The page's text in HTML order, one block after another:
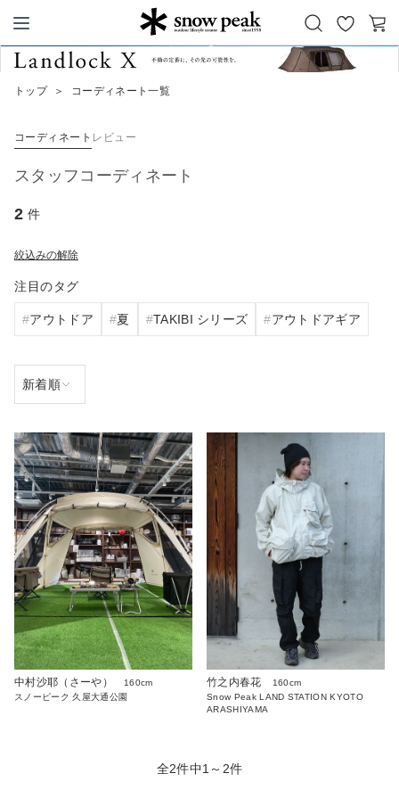
Snow Peak
お
気
カ
トップ ＞ コーディネート一覧
コーディネート レビュー
スタッフコーディネート
2 件
絞込みの解除
注目のタグ
アウトドア 夏 TAKIBI シリーズ アウトドアギア
中村沙耶（さーや）
160cm
スノーピーク 久屋大通公園
竹之内春花
160cm
Snow Peak LAND STATION KYOTO
ARASHIYAMA
全2件中1～2件